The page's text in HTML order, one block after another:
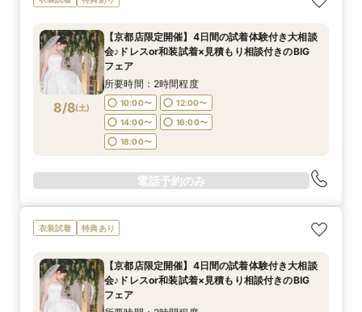
8/8(土)
【京都店限定開催】4日間の試着体験付き大相談
会♪ドレスor和装試着×見積もり相談付きのBIG
フェア
所要時間：2時間程度
10:00〜
12:00〜
14:00〜
16:00〜
18:00〜
電話予約のみ
衣装試着 特典あり
【京都店限定開催】4日間の試着体験付き大相談
会♪ドレスor和装試着×見積もり相談付きのBIG
フェア